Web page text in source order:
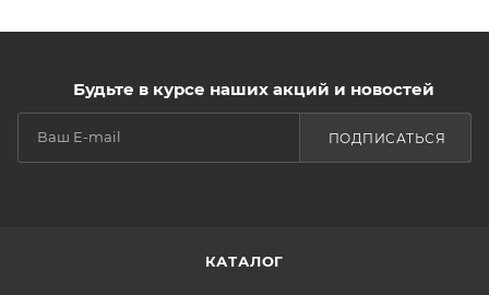
Будьте в курсе наших акций и новостей
ПОДПИСАТЬСЯ
КАТАЛОГ